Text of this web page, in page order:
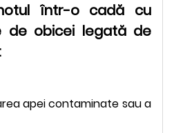
într-o cadă cu
de obicei legată de
apei contaminate sau a